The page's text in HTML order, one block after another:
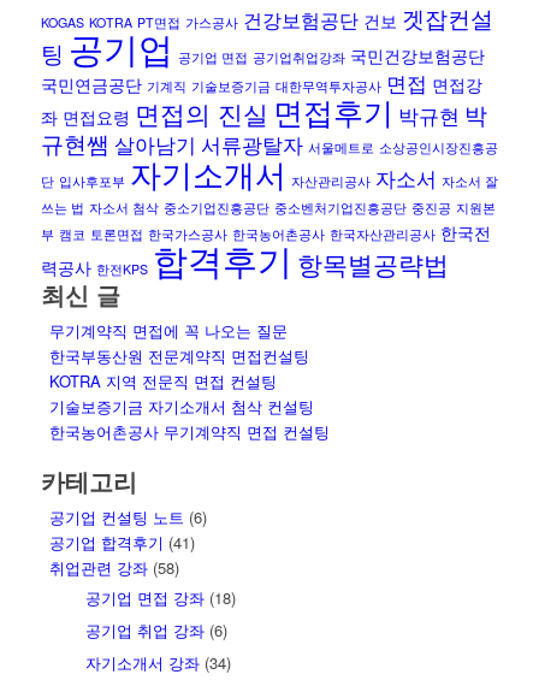
KOGAS KOTRA PT면접 가스공사 건강보험공단 건보 겟잡컨설
팅 공기업 공기업 면접 공기업취업강좌 국민건강보험공단
국민연금공단 기계직 기술보증기금 대한무역투자공사 면접 면접강
좌 면접요령 면접의 진실 면접후기 박규현 박
규현쌤 살아남기 서류광탈자 서울메트로 소상공인시장진흥공
단 입사후포부 자기소개서 자산관리공사 자소서 자소서 잘
쓰는 법 자소서 첨삭 중소기업진흥공단 중소벤처기업진흥공단 중진공 지원본
부 캠코 토론면접 한국가스공사 한국농어촌공사 한국자산관리공사 한국전
력공사 한전KPS 합격후기 항목별공략법
최신 글
무기계약직 면접에 꼭 나오는 질문
한국부동산원 전문계약직 면접컨설팅
KOTRA 지역 전문직 면접 컨설팅
기술보증기금 자기소개서 첨삭 컨설팅
한국농어촌공사 무기계약직 면접 컨설팅
카테고리
공기업 컨설팅 노트 (6)
공기업 합격후기 (41)
취업관련 강좌(58)
공기업 면접 강좌(18)
공기업 취업 강좌(6)
자기소개서 강좌(34)